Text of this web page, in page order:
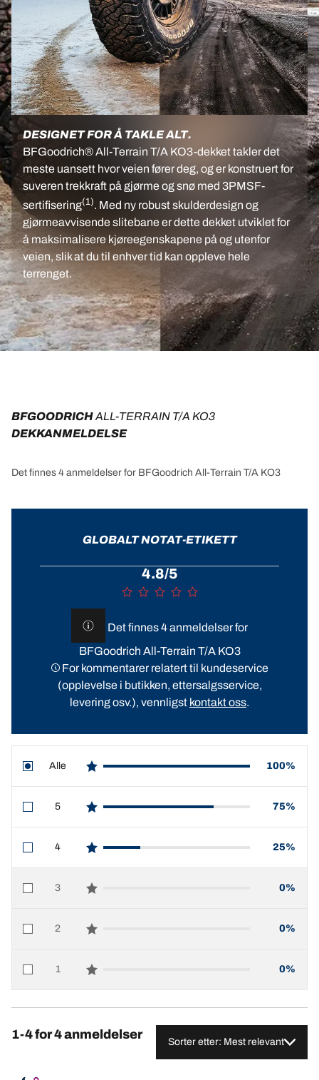
DESIGNET FOR Å TAKLE ALT.
BFGoodrich® All-Terrain T/A KO3-dekket takler det
meste uansett hvor veien fører deg, og er konstruert for
suveren trekkraft på gjørme og snø med 3PMSF-
sertifisering(1). Med ny robust skulderdesign og
gjørmeavvisende slitebane er dette dekket utviklet for
å maksimalisere kjøreegenskapene på og utenfor
veien, slik at du til enhver tid kan oppleve hele
terrenget.
BFGOODRICH ALL-TERRAIN T/A KO3
DEKKANMELDELSE
Det finnes 4 anmeldelser for BFGoodrich All-Terrain T/A KO3
GLOBALT NOTAT-ETIKETT
4.8/5
Det finnes 4 anmeldelser for
BFGoodrich All-Terrain T/A KO3
For kommentarer relatert til kundeservice
(opplevelse i butikken, ettersalgsservice,
levering osv.), vennligst kontakt oss.
Alle
star reviews
100%
5
star reviews
75%
4
star reviews
25%
3
star reviews
0%
2
star reviews
0%
1
star reviews
0%
1-4 for 4 anmeldelser
Sorter etter: Mest relevant